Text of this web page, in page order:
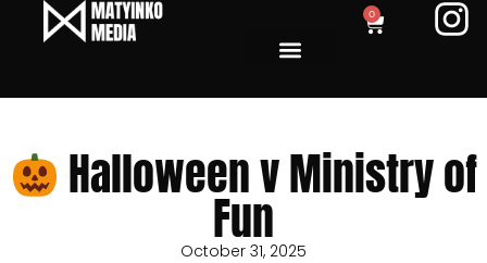
0
Halloween v Ministry of
Fun
October 31, 2025